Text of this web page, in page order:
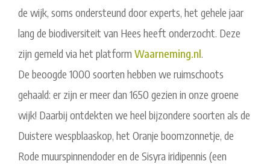
de wijk, soms ondersteund door experts, het gehele jaar
lang de biodiversiteit van Hees heeft onderzocht. Deze
zijn gemeld via het platform Waarneming.nl.
De beoogde 1000 soorten hebben we ruimschoots
gehaald: er zijn er meer dan 1650 gezien in onze groene
wijk! Daarbij ontdekten we heel bijzondere soorten als de
Duistere wespblaaskop, het Oranje boomzonnetje, de
Rode muurspinnendoder en de Sisyra iridipennis (een